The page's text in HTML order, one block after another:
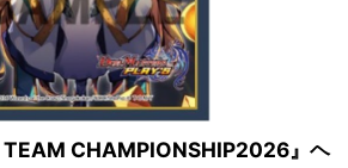
TEAM CHAMPIONSHIP2026』ヘ